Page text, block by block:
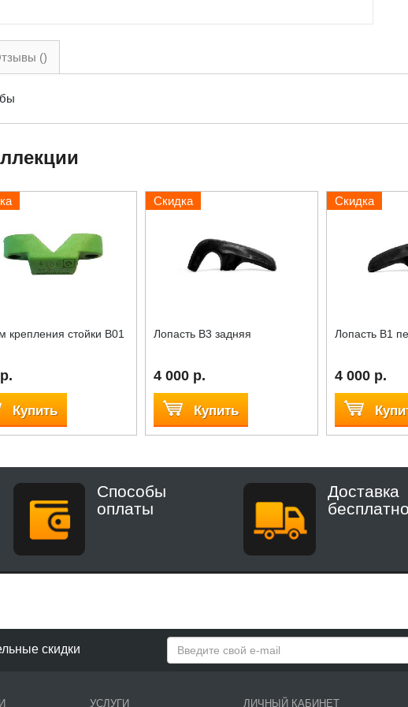
()
крепления стойки B01
Купить
Скидка
Лопасть B3 задняя
4 000 р.
Купить
Скидка
Лопасть B1
4 000 р.
Способы
оплаты
Доставка
бесплатно
скидки
УСЛУГИ ЛИЧНЫЙ КАБИНЕТ